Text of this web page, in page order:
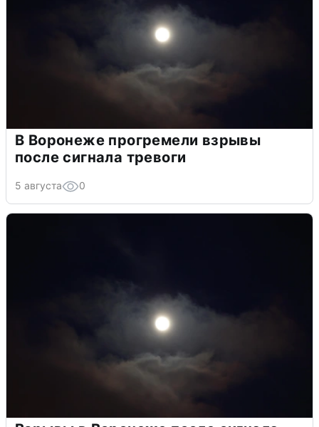
В Воронеже прогремели взрывы
после сигнала тревоги
5 августа 0